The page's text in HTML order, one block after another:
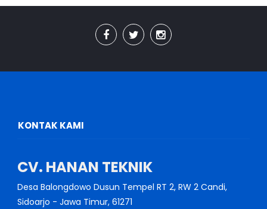
KONTAK KAMI
CV. HANAN TEKNIK
Desa Balongdowo Dusun Tempel RT 2, RW 2 Candi,
Sidoarjo - Jawa Timur, 61271